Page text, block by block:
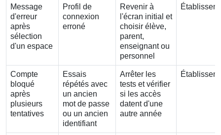
Message
d'erreur
après
sélection
d'un espace
Profil de
connexion
erroné
Revenir à
l'écran initial et
choisir élève,
parent,
enseignant ou
personnel
Compte
bloqué
après
plusieurs
tentatives
Essais
répétés avec
un ancien
mot de passe
ou un ancien
identifiant
Arrêter les
tests et vérifier
si les accès
datent d'une
autre année